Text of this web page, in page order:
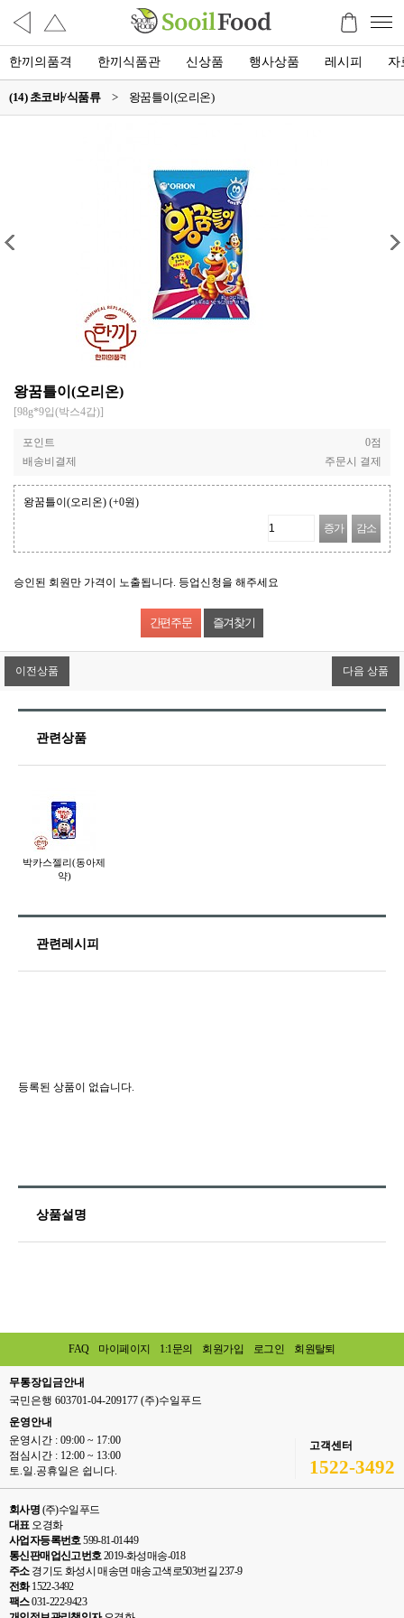
한끼의품격 한끼식품관 신상품 행사상품 레시피 자
(14) 초코바/식품류 > 왕꿈틀이(오리온)
왕꿈틀이(오리온)
[98g*9입(박스4갑)]
포인트
0점
배송비결제
주문시 결제
왕꿈틀이(오리온) (+0원)
증가 감소
승인된 회원만 가격이 노출됩니다. 등업신청을 해주세요
즐겨찾기
이전상품 다음 상품
관련상품
박카스젤리(동아제
약)
관련레시피
등록된 상품이 없습니다.
상품설명
FAQ 마이페이지 1:1문의 회원가입 로그인 회원탈퇴
무통장입금안내
국민은행 603701-04-209177 (주)수일푸드
운영안내
운영시간 : 09:00 ~ 17:00
점심시간 : 12:00 ~ 13:00
토.일.공휴일은 쉽니다.
고객센터
1522-3492
회사명 (주)수일푸드
대표오경화
사업자등록번호599-81-01449
통신판매업신고번호2019-화성매송-018
주소경기도 화성시 매송면 매송고색로503번길 237-9
전화1522-3492
팩스031-222-9423